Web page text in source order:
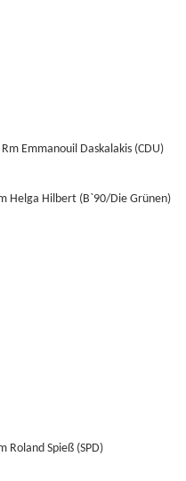
Emmanouil Daskalakis (CDU)
Helga Hilbert (B`90/Die Grünen)
Roland Spieß (SPD)